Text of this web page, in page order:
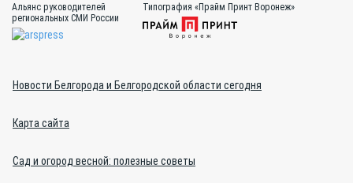
Альянс руководителей
региональных СМИ России
Типография «Прайм Принт Воронеж»
Новости Белгорода и Белгородской области сегодня
Карта сайта
Сад и огород весной: полезные советы